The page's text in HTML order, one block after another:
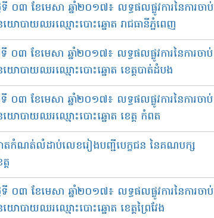
៣ ខែមេសា ឆ្នាំ២០១៧៖ លទ្ធផលផ្លូវការនៃការចាប់
បាយឈរឈ្មោះបោះឆ្នោត រាជធានីភ្នំពេញ
៣ ខែមេសា ឆ្នាំ២០១៧៖ លទ្ធផលផ្លូវការនៃការចាប់
បាយឈរឈ្មោះបោះឆ្នោត ខេត្តបាត់ដំបង
៣ ខែមេសា ឆ្នាំ២០១៧៖ លទ្ធផលផ្លូវការនៃការចាប់
ោបាយឈរឈ្មោះបោះឆ្នោត ខេត្ត កំពត
នោត​កំណត់​លំដាប់​លេខ​រៀង​បញ្ជី​បេក្ខជន នៃ​គណបក្ស​
ត
៣ ខែមេសា ឆ្នាំ២០១៧៖ លទ្ធផលផ្លូវការនៃការចាប់
បាយឈរឈ្មោះបោះឆ្នោត ខេត្តព្រៃវែង